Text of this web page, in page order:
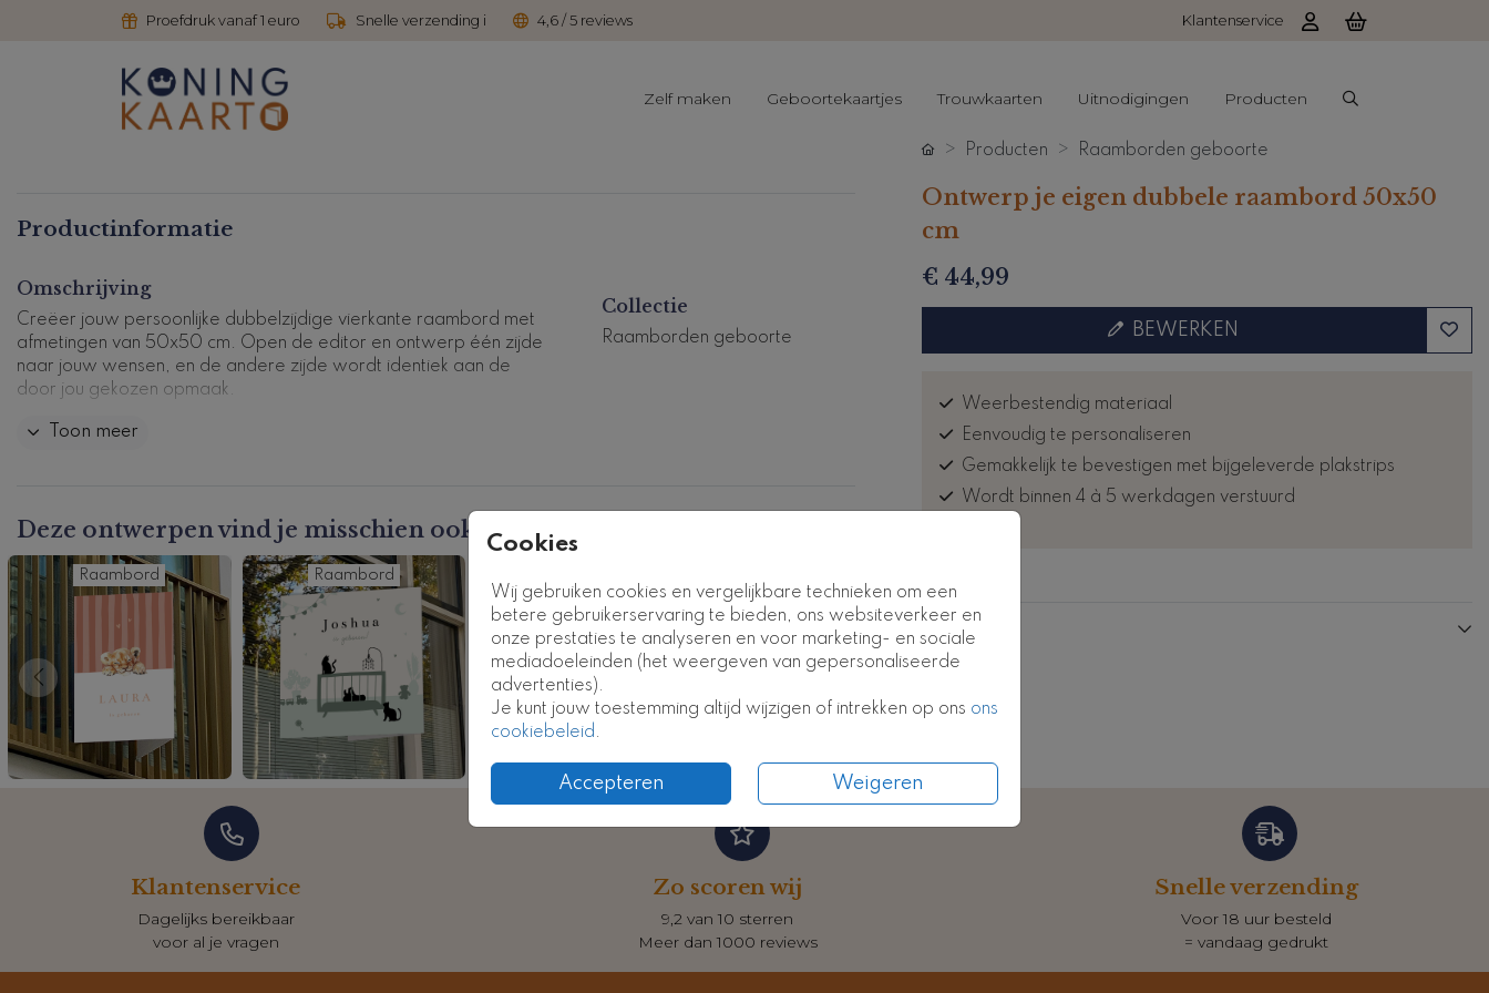
Proefdruk vanaf 1 euro Snelle verzending i 4,6 / 5 reviews Klantenservice
Zelf maken Geboortekaartjes Trouwkaarten Uitnodigingen Producten
Cookies
Wij gebruiken cookies en vergelijkbare technieken om een
betere gebruikerservaring te bieden, ons websiteverkeer en
onze prestaties te analyseren en voor marketing- en sociale
mediadoeleinden (het weergeven van gepersonaliseerde
advertenties).
Je kunt jouw toestemming altijd wijzigen of intrekken op ons ons
cookiebeleid.
Accepteren Weigeren
Productinformatie
Omschrijving
Creëer jouw persoonlijke dubbelzijdige vierkante raambord met
afmetingen van 50x50 cm. Open de editor en ontwerp één zijde
naar jouw wensen, en de andere zijde wordt identiek aan de
door jou gekozen opmaak.
Productcode: GB-50x50cm
Toon meer
Collectie
Raamborden geboorte
Deze ontwerpen vind je misschien ook leuk
Raambord Raambord
Producten Raamborden geboorte
Ontwerp je eigen dubbele raambord 50x50
cm
€ 44,99
BEWERKEN
Weerbestendig materiaal
Eenvoudig te personaliseren
Gemakkelijk te bevestigen met bijgeleverde plakstrips
Wordt binnen 4 à 5 werkdagen verstuurd
Prijzen
Klantenservice
Dagelijks bereikbaar
voor al je vragen
Zo scoren wij
9,2 van 10 sterren
Meer dan 1000 reviews
Snelle verzending
Voor 18 uur besteld
= vandaag gedrukt